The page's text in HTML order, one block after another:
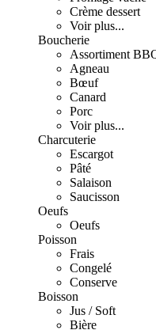
Crème dessert
Voir plus...
Boucherie
Assortiment
Agneau
Bœuf
Canard
Porc
Voir plus...
Charcuterie
Escargot
Pâté
Salaison
Saucisson
Oeufs
Oeufs
Poisson
Frais
Congelé
Conserve
Boisson
Jus / Soft
Bière